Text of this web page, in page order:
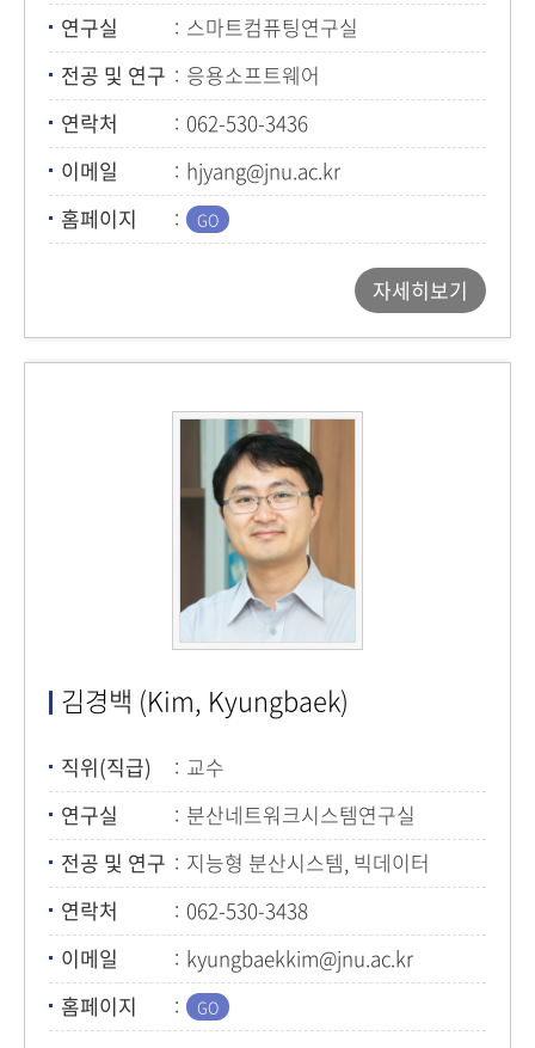
연구실
스마트컴퓨팅연구실
전공 및 연구
응용소프트웨어
연락처
062-530-3436
이메일
hjyang@jnu.ac.kr
홈페이지
자세히보기
김경백 (Kim, Kyungbaek)
직위(직급)
교수
연구실
분산네트워크시스템연구실
전공 및 연구
지능형 분산시스템, 빅데이터
플랫폼, SDN/NFV
연락처
062-530-3438
이메일
kyungbaekkim@jnu.ac.kr
홈페이지